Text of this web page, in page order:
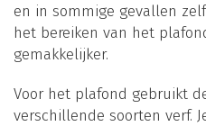
en in sommige gevallen
het bereiken van het
gemakkelijker.
Voor het plafond gebruikt
verschillende soorten verf.